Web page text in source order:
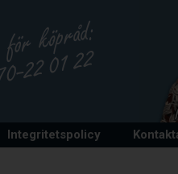
Integritetspolicy